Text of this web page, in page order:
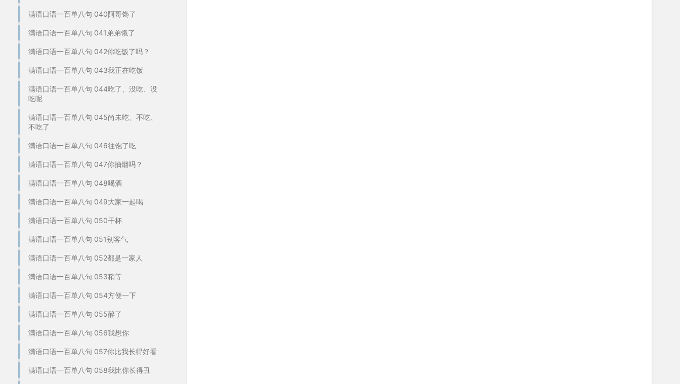
满语口语一百单八句 040阿哥馋了
满语口语一百单八句 041弟弟饿了
满语口语一百单八句 042你吃饭了吗？
满语口语一百单八句 043我正在吃饭
满语口语一百单八句 044吃了、没吃、没
吃呢
满语口语一百单八句 045尚未吃、不吃、
不吃了
满语口语一百单八句 046往饱了吃
满语口语一百单八句 047你抽烟吗？
满语口语一百单八句 048喝酒
满语口语一百单八句 049大家一起喝
满语口语一百单八句 050干杯
满语口语一百单八句 051别客气
满语口语一百单八句 052都是一家人
满语口语一百单八句 053稍等
满语口语一百单八句 054方便一下
满语口语一百单八句 055醉了
满语口语一百单八句 056我想你
满语口语一百单八句 057你比我长得好看
满语口语一百单八句 058我比你长得丑